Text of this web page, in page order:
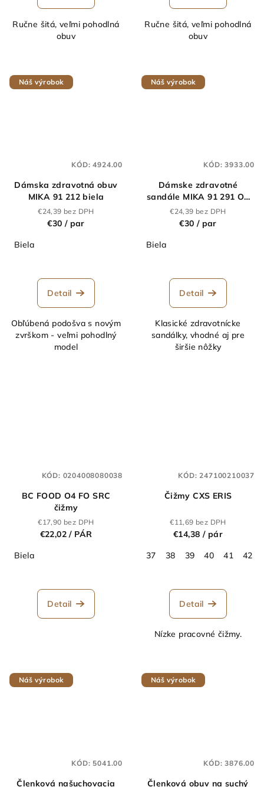
z
5
Ručne šitá, veľmi pohodlná
obuv
Ručne šitá, veľmi pohodlná
obuv
Náš výrobok
Dámska zdravotná obuv
MIKA 91 212 biela
€24,39 bez DPH
€30 / par
Biela
Detail
Obľúbená podošva s novým
zvrškom - veľmi pohodlný
model
KÓD:4924.00
Náš výrobok
Dámske zdravotné
sandále MIKA 91 291 O1
biele
€24,39 bez DPH
€30 / par
Biela
Detail
Klasické zdravotnícke
sandálky, vhodné aj pre
širšie nôžky
KÓD:3933.00
BC FOOD O4 FO SRC
čižmy
€17,90 bez DPH
€22,02/ PÁR
Biela
Detail
KÓD: 0204008080038
Čižmy CXS ERIS
€11,69 bez DPH
€14,38 / pár
37
38 39 40 41 42
Detail
Nízke pracovné čižmy.
KÓD:247100210037
Náš výrobok
Členková našuchovacia
KÓD: 5041.00
Náš výrobok
Členková obuv na suchý
KÓD:3876.00